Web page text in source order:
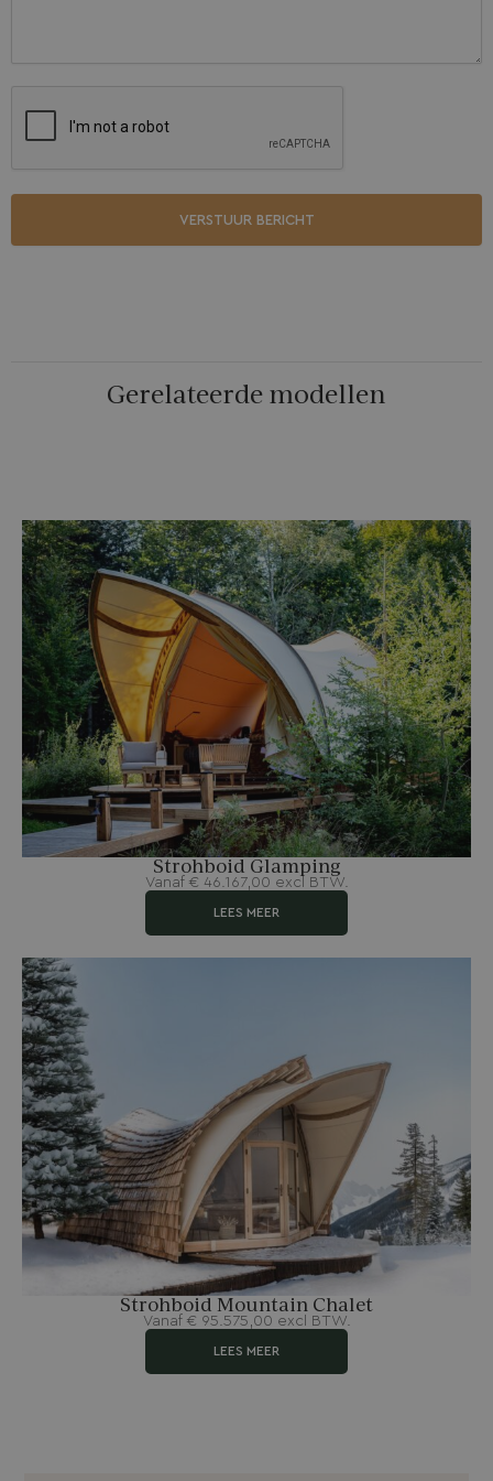
VERSTUUR BERICHT
Gerelateerde modellen
Strohboid Glamping
Vanaf € 46.167,00 excl BTW.
LEES MEER
Strohboid Mountain Chalet
Vanaf € 95.575,00 excl BTW.
LEES MEER